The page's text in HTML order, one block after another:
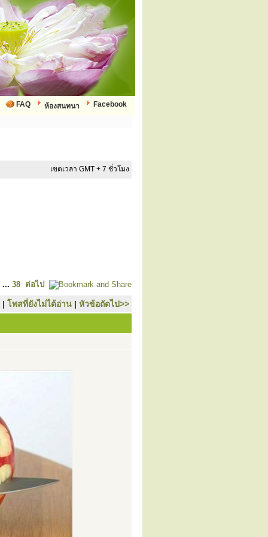
Facebook
ห้องสนทนา
FAQ
เขตเวลา GMT + 7 ชั่วโมง
... 38 ต่อไป
| โพสที่ยังไม่ได้อ่าน | หัวข้อถัดไป>>